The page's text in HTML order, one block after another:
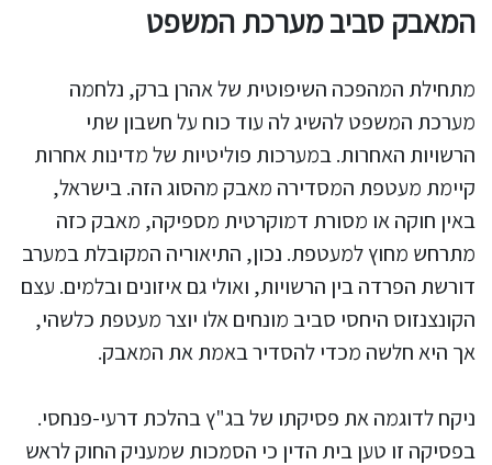
המאבק סביב מערכת המשפט
מתחילת המהפכה השיפוטית של אהרן ברק, נלחמה
מערכת המשפט להשיג לה עוד כוח על חשבון שתי
הרשויות האחרות. במערכות פוליטיות של מדינות אחרות
קיימת מעטפת המסדירה מאבק מהסוג הזה. בישראל,
באין חוקה או מסורת דמוקרטית מספיקה, מאבק כזה
מתרחש מחוץ למעטפת. נכון, התיאוריה המקובלת במערב
דורשת הפרדה בין הרשויות, ואולי גם איזונים ובלמים. עצם
הקונצנזוס היחסי סביב מונחים אלו יוצר מעטפת כלשהי,
אך היא חלשה מכדי להסדיר באמת את המאבק.
ניקח לדוגמה את פסיקתו של בג"ץ בהלכת דרעי-פנחסי.
בפסיקה זו טען בית הדין כי הסמכות שמעניק החוק לראש